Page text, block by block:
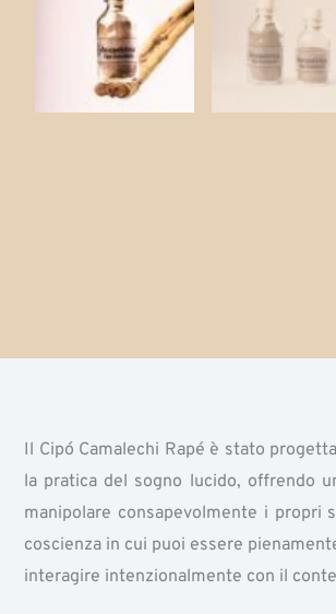
Il Cipó Camalechi Rapé è stato
la pratica del sogno lucido, offrendo
manipolare consapevolmente i propri
coscienza in cui puoi essere
interagire intenzionalmente con il